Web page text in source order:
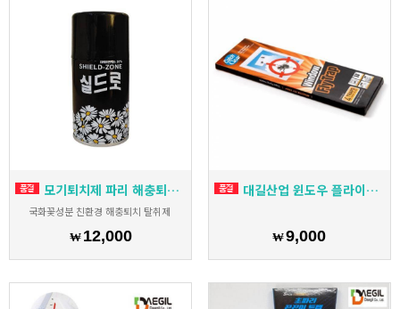
모기퇴치제 파리 해충퇴치 실드로 무향 280ml 헌터큐 대용
국화꽃성분 친환경 해충퇴치 탈취제
₩ 12,000
대길산업 윈도우 플라이트랩 48매1BOX 병충해예방 해충 파리 간편설치
₩9,000